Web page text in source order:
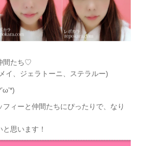
間たち♡
イ、ジェラトーニ、ステラルー)
ィーと仲間たちにぴったりで、なり
思います！